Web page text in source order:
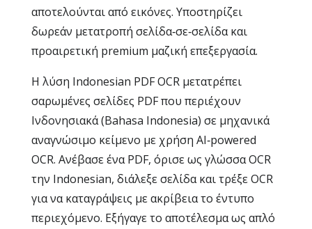
αποτελούνται από εικόνες. Υποστηρίζει
δωρεάν μετατροπή σελίδα‑σε‑σελίδα και
προαιρετική premium μαζική επεξεργασία.
Η λύση Indonesian PDF OCR μετατρέπει
σαρωμένες σελίδες PDF που περιέχουν
Ινδονησιακά (Bahasa Indonesia) σε μηχανικά
αναγνώσιμο κείμενο με χρήση AI‑powered
OCR. Ανέβασε ένα PDF, όρισε ως γλώσσα OCR
την Indonesian, διάλεξε σελίδα και τρέξε OCR
για να καταγράψεις με ακρίβεια το έντυπο
περιεχόμενο. Εξήγαγε το αποτέλεσμα ως απλό